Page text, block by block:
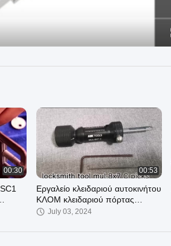
00:30 00:53
Εργαλείο κλειδαριού αυτοκινήτου
ΚΛΟΜ κλειδαριού πόρτας
αυτοκινήτου 2pcs picking set
July 03, 2024